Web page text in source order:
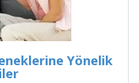
Yönelik